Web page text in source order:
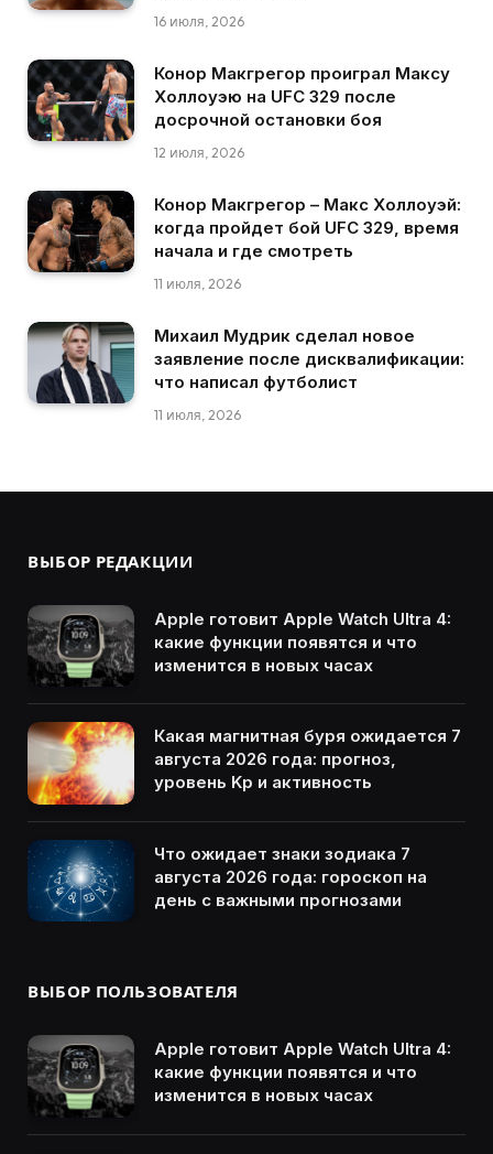
16 июля, 2026
Конор Макгрегор проиграл Максу
Холлоуэю на UFC 329 после
досрочной остановки боя
12 июля, 2026
Конор Макгрегор – Макс Холлоуэй:
когда пройдет бой UFC 329, время
начала и где смотреть
11 июля, 2026
Михаил Мудрик сделал новое
заявление после дисквалификации:
что написал футболист
11 июля, 2026
ВЫБОР РЕДАКЦИИ
Apple готовит Apple Watch Ultra 4:
какие функции появятся и что
изменится в новых часах
Какая магнитная буря ожидается 7
августа 2026 года: прогноз,
уровень Kp и активность
Что ожидает знаки зодиака 7
августа 2026 года: гороскоп на
день с важными прогнозами
ВЫБОР ПОЛЬЗОВАТЕЛЯ
Apple готовит Apple Watch Ultra 4:
какие функции появятся и что
изменится в новых часах